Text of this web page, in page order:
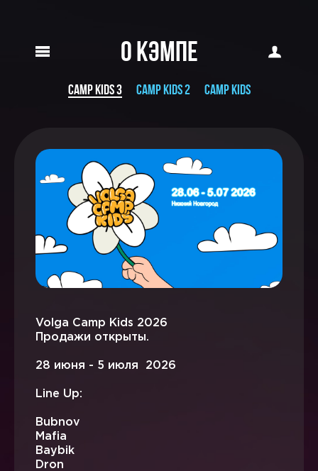
О КЭМПЕ
CAMP KIDS 3 CAMP KIDS 2 CAMP KIDS
Volga Camp Kids 2026
Продажи открыты.
28 июня - 5 июля 2026
Line Up:
Bubnov
Mafia
Baybik
Dron